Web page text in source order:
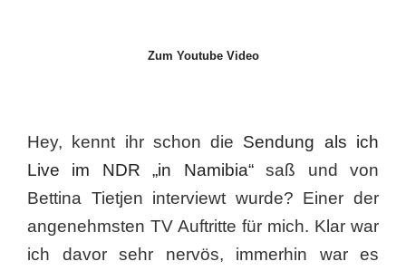
Zum Youtube Video
Hey, kennt ihr schon die Sendung als ich
Live im NDR „in Namibia“saß und von
Bettina Tietjen interviewt wurde? Einer der
angenehmsten TV Auftritte für mich. Klar war
ich davor sehr nervös, immerhin war es